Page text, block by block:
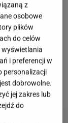
z nas zadaje
w stanie
pościć.
z
z
osobowe
plików
do celów
wyświetlania
i preferencji w
personalizacji
dobrowolne.
jej zakres lub
do